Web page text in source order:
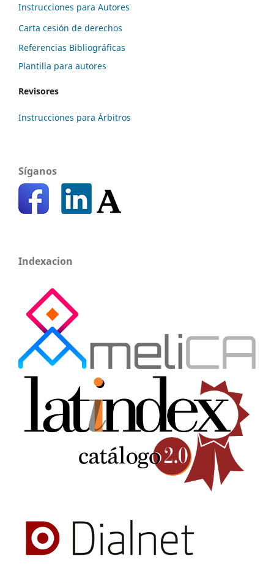
Instrucciones para Autores
Carta cesión de derechos
Referencias Bibliográficas
Plantilla para autores
Revisores
Instrucciones para Árbitros
Síganos
Indexacion